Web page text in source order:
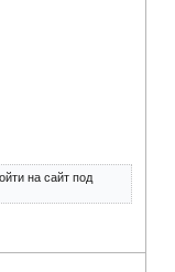
на сайт под